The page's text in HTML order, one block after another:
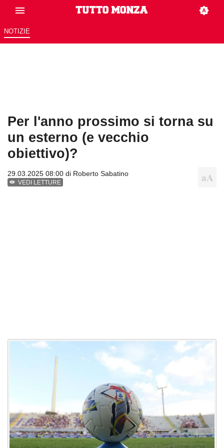
NOTIZIE
Per l'anno prossimo si torna su
un esterno (e vecchio
obiettivo)?
29.03.2025 08:00 di Roberto Sabatino
VEDI LETTURE